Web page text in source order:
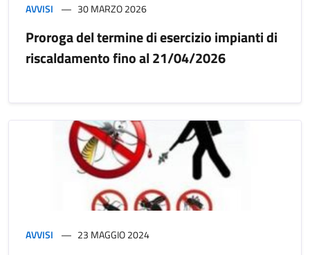
AVVISI 30 MARZO 2026
Proroga del termine di esercizio impianti di
riscaldamento fino al 21/04/2026
AVVISI 23 MAGGIO 2024